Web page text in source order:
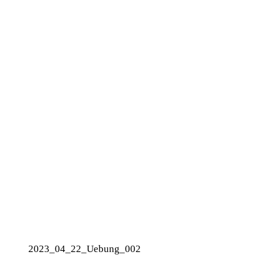
2023_04_22_Uebung_002